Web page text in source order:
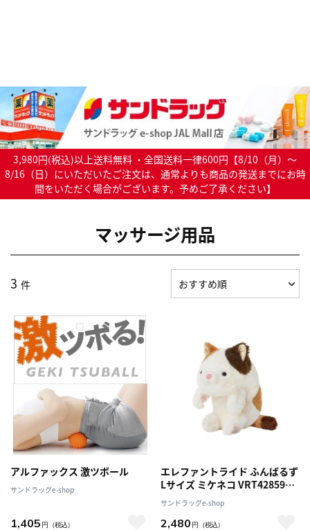
3,980円(税込)以上送料無料 ・全国送料一律600円【8/10（月）～
8/16（日）にいただいたご注文は、通常よりも商品の発送までにお時
間をいただく場合がございます。予めご了承ください】
マッサージ用品
3 件
アルファックス 激ツボール
サンドラッグe-shop
1,405 円 （税込）
エレファントライド ふんばるず
Lサイズ ミケネコ VRT42859
150g
サンドラッグe-shop
2,480 円 （税込）